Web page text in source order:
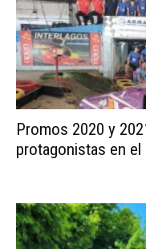
Promos 2020 y
protagonistas en el